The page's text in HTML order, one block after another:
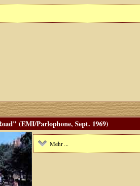
(EMI/Parlophone, Sept. 1969)
Mehr ...